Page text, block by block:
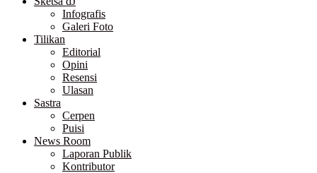
Infografis
Galeri Foto
Tilikan
Editorial
Opini
Resensi
Ulasan
Sastra
Cerpen
Puisi
News Room
Laporan Publik
Kontributor